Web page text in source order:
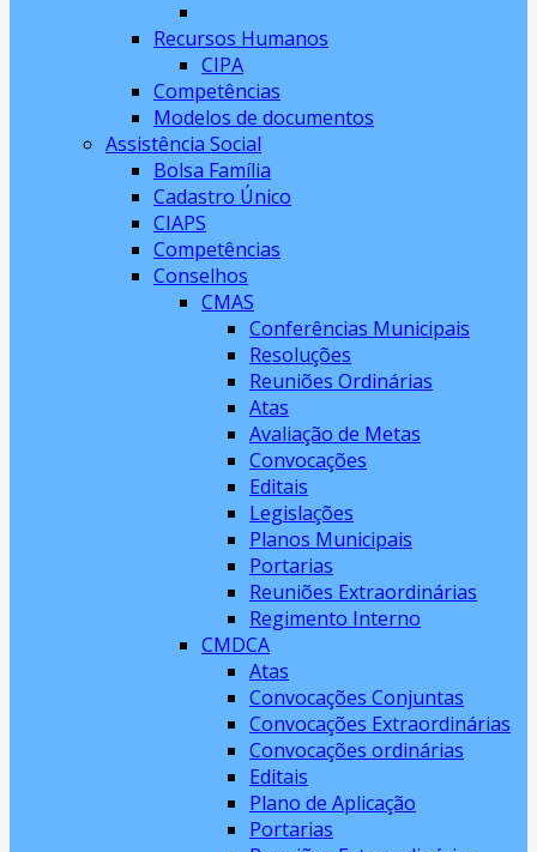
Recursos Humanos
CIPA
Competências
Modelos de documentos
Assistência Social
Bolsa Família
Cadastro Único
CIAPS
Competências
Conselhos
CMAS
Conferências Municipais
Resoluções
Reuniões Ordinárias
Atas
Avaliação de Metas
Convocações
Editais
Legislações
Planos Municipais
Portarias
Reuniões Extraordinárias
Regimento Interno
CMDCA
Atas
Convocações Conjuntas
Convocações Extraordinárias
Convocações ordinárias
Editais
Plano de Aplicação
Portarias